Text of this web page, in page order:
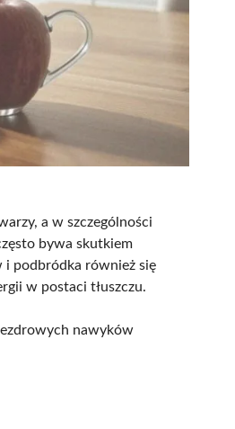
a w szczególności
bywa skutkiem
i podbródka również się
w postaci tłuszczu.
nawyków